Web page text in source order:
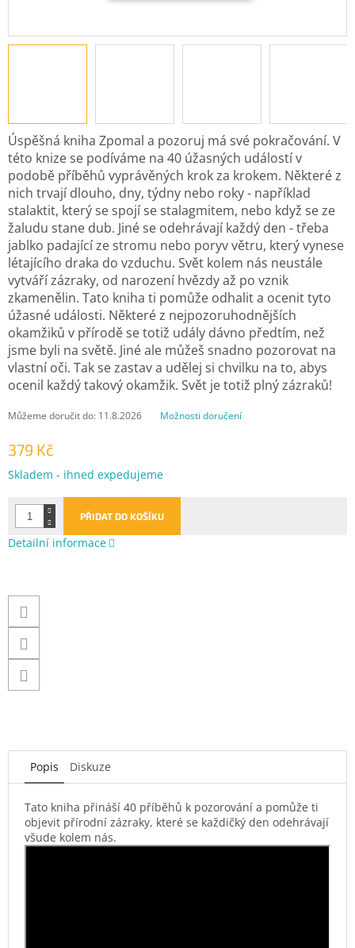
379 Kč
Měrná
Skladem - ihned expedujeme
Můžeme doručit do: 11.8.2026 Možnosti doručení
PŘIDAT DO KOŠÍKU
Úspěšná kniha Zpomal a pozoruj má své pokračování. V
této knize se podíváme na 40 úžasných událostí v
podobě příběhů vyprávěných krok za krokem. Některé z
nich trvají dlouho, dny, týdny nebo roky - například
stalaktit, který se spojí se stalagmitem, nebo když se ze
žaludu stane dub. Jiné se odehrávají každý den - třeba
jablko padající ze stromu nebo poryv větru, který vynese
létajícího draka do vzduchu. Svět kolem nás neustále
vytváří zázraky, od narození hvězdy až po vznik
zkamenělin. Tato kniha ti pomůže odhalit a ocenit tyto
úžasné události. Některé z nejpozoruhodnějších
okamžiků v přírodě se totiž udály dávno předtím, než
jsme byli na světě. Jiné ale můžeš snadno pozorovat na
vlastní oči. Tak se zastav a udělej si chvilku na to, abys
ocenil každý takový okamžik. Svět je totiž plný zázraků!
Detailní informace
Popis Diskuze
Tato kniha přináší 40 příběhů k pozorování a pomůže ti
objevit přírodní zázraky, které se každičký den odehrávají
všude kolem nás.